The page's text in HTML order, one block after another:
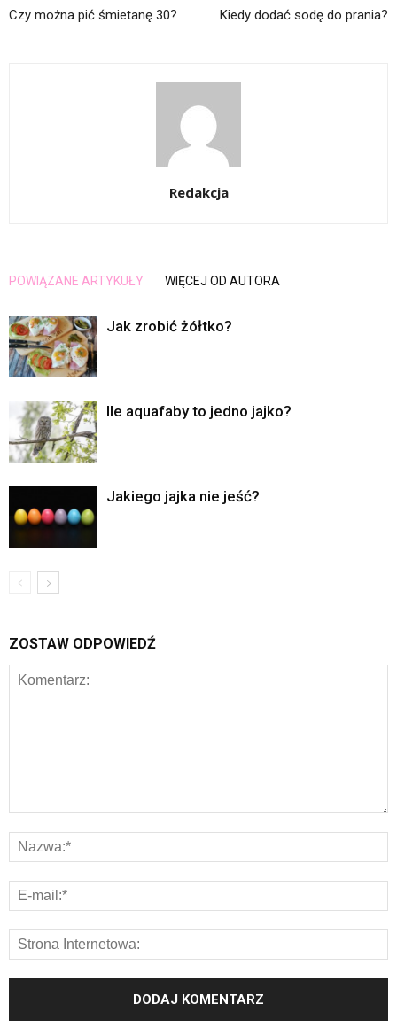
Czy można pić śmietanę 30? Kiedy dodać sodę do prania?
Redakcja
POWIĄZANE ARTYKUŁY WIĘCEJ OD AUTORA
Jak zrobić żółtko?
Ile aquafaby to jedno jajko?
Jakiego jajka nie jeść?
ZOSTAW ODPOWIEDŹ